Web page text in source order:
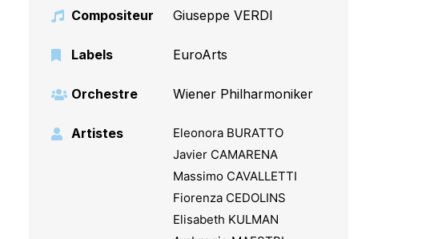
Compositeur Giuseppe VERDI
Labels EuroArts
Orchestre Wiener Philharmoniker
Artistes
Eleonora BURATTO
Javier CAMARENA
Massimo CAVALLETTI
Fiorenza CEDOLINS
Elisabeth KULMAN